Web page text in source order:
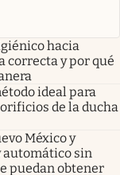
hacia
correcta y por qué
ideal para
de la ducha
México y
sin
puedan obtener